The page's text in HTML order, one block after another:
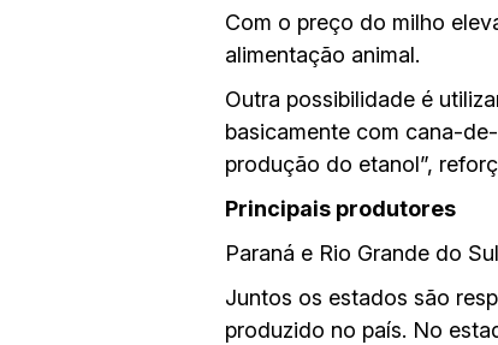
Com o preço do milho
alimentação animal.
Outra possibilidade é
basicamente com cana-
produção do etanol”,
Principais produtores
Paraná e Rio Grande do
Juntos os estados são
produzido no país. No